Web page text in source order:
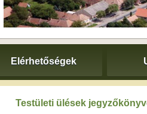
Elérhetőségek
Testületi ülések